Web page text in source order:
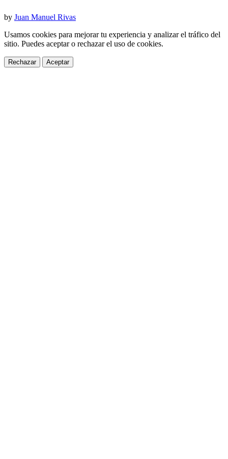
by Juan Manuel Rivas
Usamos cookies para mejorar tu experiencia y analizar el tráfico del
sitio. Puedes aceptar o rechazar el uso de cookies.
Rechazar Aceptar